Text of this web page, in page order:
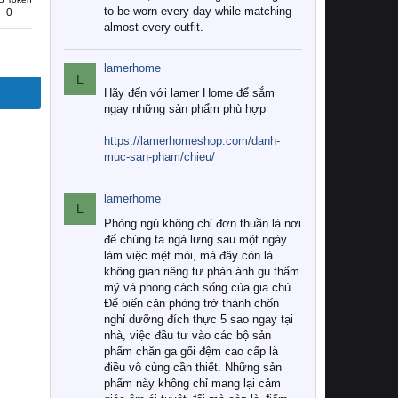
0
to be worn every day while matching
almost every outfit.
L
lamerhome
Hãy đến với lamer Home để sắm
ngay những sản phẩm phù hợp
https://lamerhomeshop.com/danh-
muc-san-pham/chieu/
L
lamerhome
Phòng ngủ không chỉ đơn thuần là nơi
để chúng ta ngả lưng sau một ngày
làm việc mệt mỏi, mà đây còn là
không gian riêng tư phản ánh gu thẩm
mỹ và phong cách sống của gia chủ.
Để biến căn phòng trở thành chốn
nghỉ dưỡng đích thực 5 sao ngay tại
nhà, việc đầu tư vào các bộ sản
phẩm chăn ga gối đệm cao cấp là
điều vô cùng cần thiết. Những sản
phẩm này không chỉ mang lại cảm